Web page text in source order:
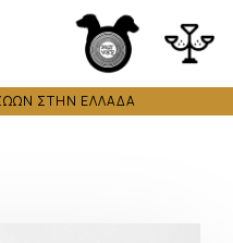
ΣΤΗΝ ΕΛΛΑΔΑ